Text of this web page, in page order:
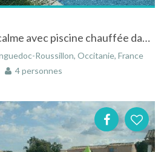
Gîte La Picholine au calme avec piscine chauffée dans le Languedoc-Roussillon
Roussillon, Occitanie, France
4 personnes